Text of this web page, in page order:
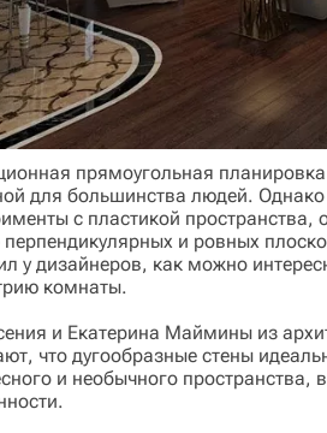
прямоугольная
для большинства людей. Однако
с пластикой пространства,
перпендикулярных и ровных
у дизайнеров, как можно
комнаты.
и Екатерина Маймины из
что дугообразные стены
и необычного пространства,